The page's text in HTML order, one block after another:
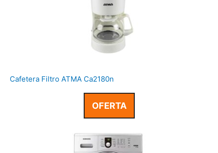
Cafetera Filtro ATMA Ca2180n
OFERTA